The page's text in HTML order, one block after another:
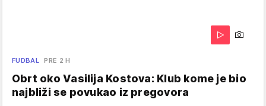
FUDBAL PRE 2 H
Obrt oko Vasilija Kostova: Klub kome je bio
najbliži se povukao iz pregovora